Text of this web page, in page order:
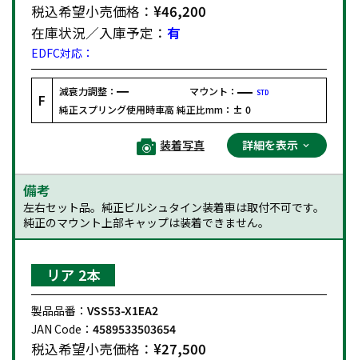
税込希望小売価格： ¥46,200
在庫状況／入庫予定： 有
EDFC対応：
F 減衰力調整： マウント： STD
純正スプリング使用時車高 純正比mm： ± 0
装着写真 詳細を表示
備考
左右セット品。純正ビルシュタイン装着車は取付不可です。
純正のマウント上部キャップは装着できません。
リア 2本
製品品番： VSS53-X1EA2
JAN Code： 4589533503654
税込希望小売価格： ¥27,500